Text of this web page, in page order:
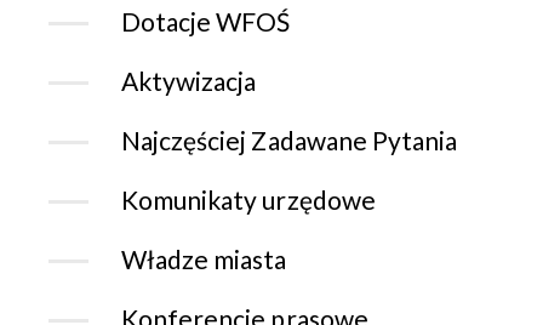
Dotacje WFOŚ
Aktywizacja
Najczęściej Zadawane Pytania
Komunikaty urzędowe
Władze miasta
Konferencje prasowe